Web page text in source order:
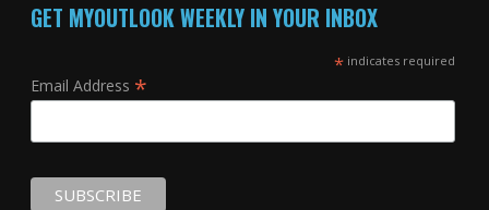
GET MYOUTLOOK WEEKLY IN YOUR INBOX
*indicates required
Email Address *